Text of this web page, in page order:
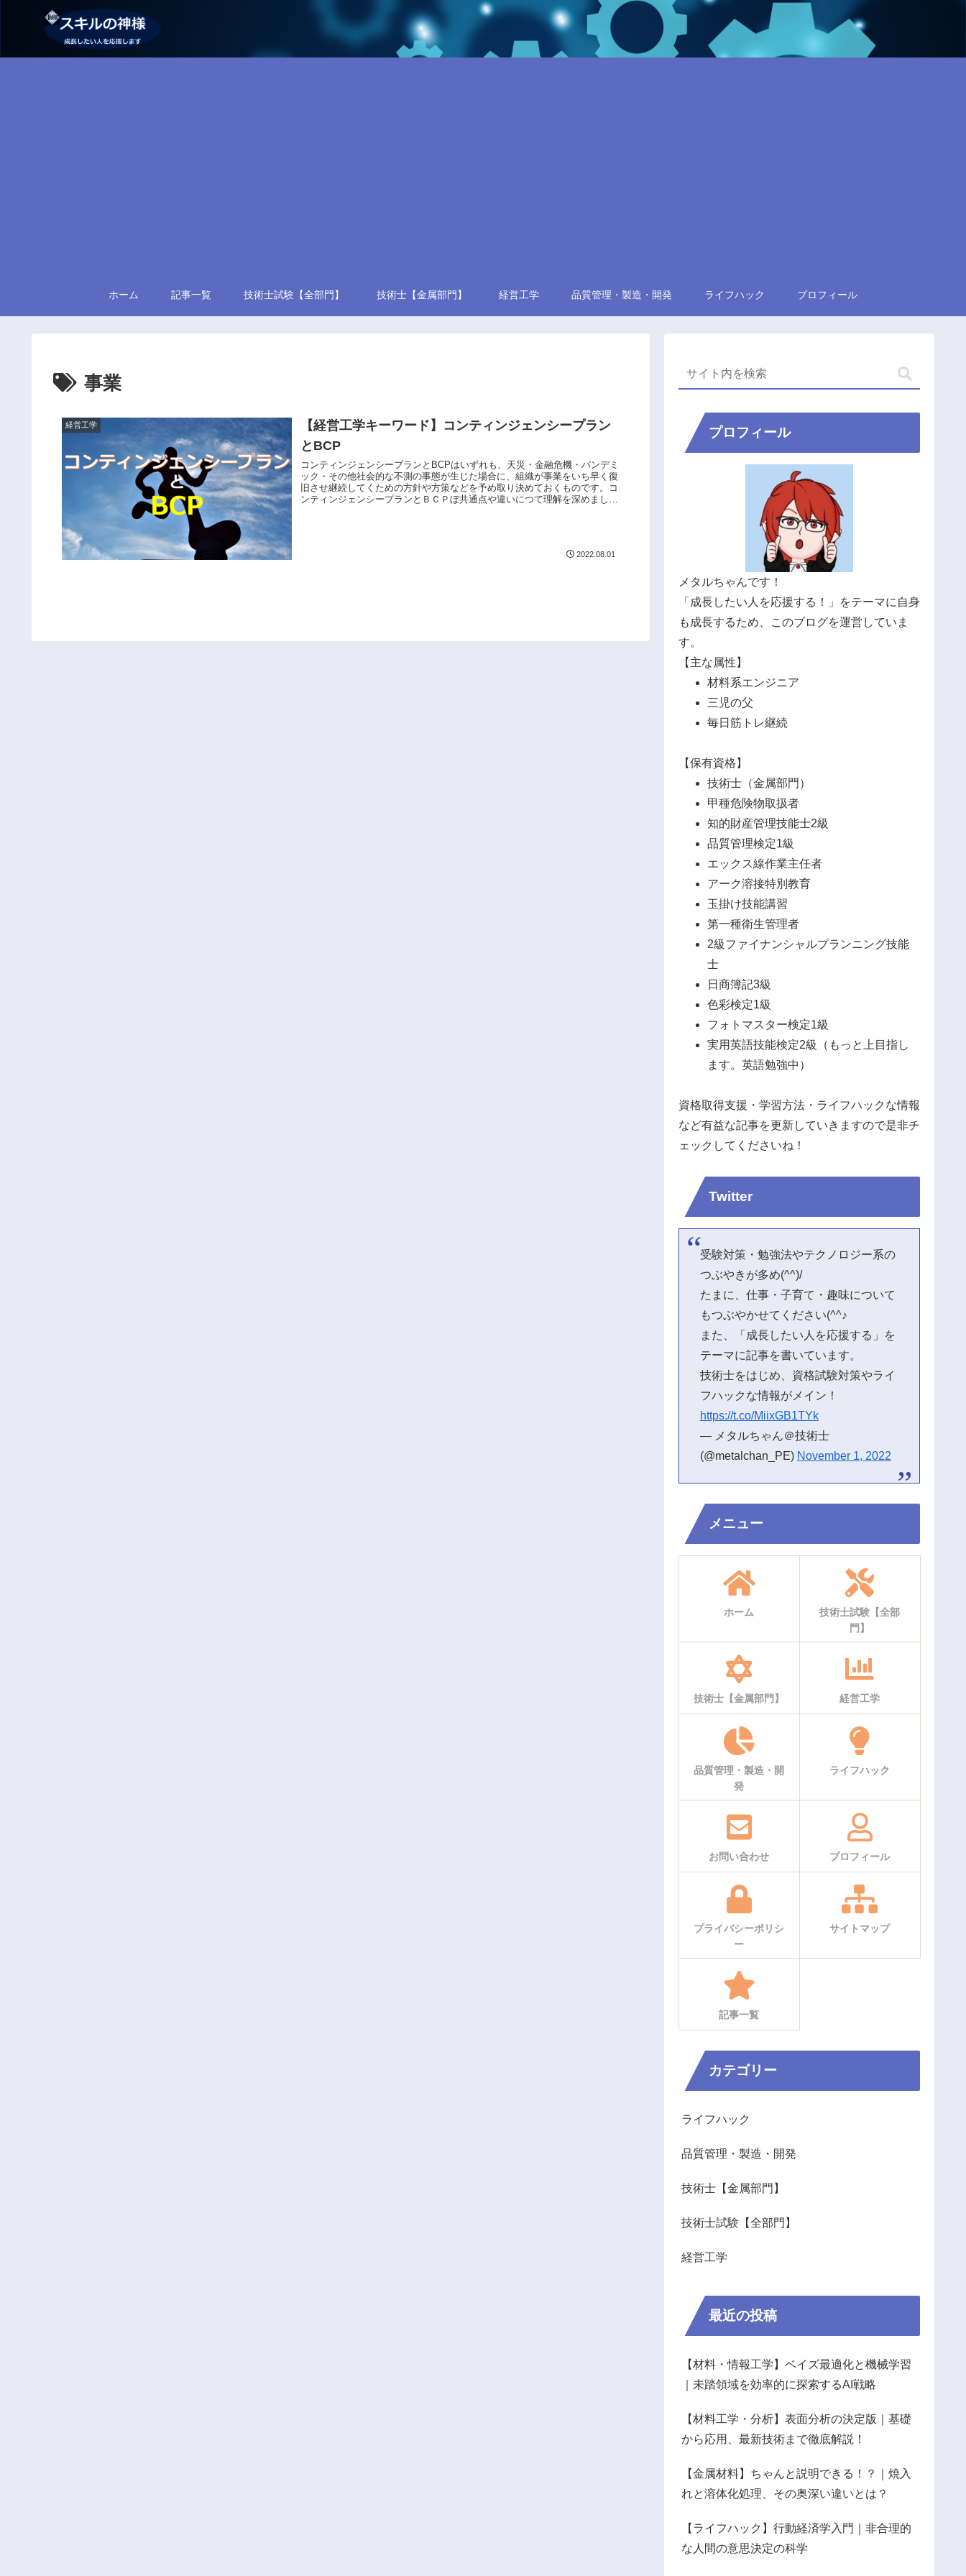
ホーム 記事一覧 技術士試験【全部門】 技術士【金属部門】 経営工学 品質管理・製造・開発 ライフハック プロフィール
事業
経営工学
【経営工学キーワード】コンティンジェンシープラン
とBCP
コンティンジェンシープランとBCPはいずれも、天災・金融危機・パンデミ
ック・その他社会的な不測の事態が生じた場合に、組織が事業をいち早く復
旧させ継続してくための方針や方策などを予め取り決めておくものです。コ
ンティンジェンシープランとＢＣＰぼ共通点や違いにつて理解を深めましょ
2022.08.01
プロフィール
メタルちゃんです！
「成長したい人を応援する！」をテーマに自身
も成長するため、このブログを運営していま
す。
【主な属性】
材料系エンジニア
三児の父
毎日筋トレ継続
【保有資格】
技術士（金属部門）
甲種危険物取扱者
知的財産管理技能士2級
品質管理検定1級
エックス線作業主任者
アーク溶接特別教育
玉掛け技能講習
第一種衛生管理者
2級ファイナンシャルプランニング技能
士
日商簿記3級
色彩検定1級
フォトマスター検定1級
実用英語技能検定2級（もっと上目指し
ます。英語勉強中）
資格取得支援・学習方法・ライフハックな情報
など有益な記事を更新していきますので是非チ
ェックしてくださいね！
Twitter
受験対策・勉強法やテクノロジー系の
つぶやきが多め(^^)/
たまに、仕事・子育て・趣味について
もつぶやかせてください(^^♪
また、「成長したい人を応援する」を
テーマに記事を書いています。
技術士をはじめ、資格試験対策やライ
フハックな情報がメイン！
https://t.co/MiixGB1TYk
— メタルちゃん＠技術士
(@metalchan_PE) November 1, 2022
メニュー
ホーム
技術士試験【全部
門】
技術士【金属部門】 経営工学
品質管理・製造・開
発
ライフハック
お問い合わせ プロフィール
プライバシーポリシ
ー
サイトマップ
記事一覧
カテゴリー
ライフハック
品質管理・製造・開発
技術士【金属部門】
技術士試験【全部門】
経営工学
最近の投稿
【材料・情報工学】ベイズ最適化と機械学習
｜未踏領域を効率的に探索するAI戦略
【材料工学・分析】表面分析の決定版｜基礎
から応用、最新技術まで徹底解説！
【金属材料】ちゃんと説明できる！？｜焼入
れと溶体化処理、その奥深い違いとは？
【ライフハック】行動経済学入門｜非合理的
な人間の意思決定の科学